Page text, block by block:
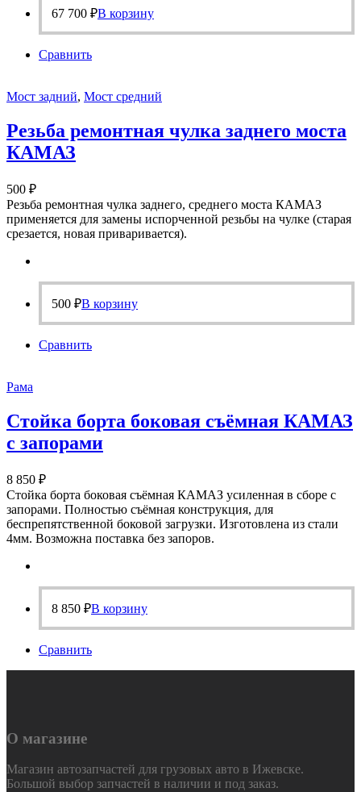
67 700 ₽В корзину
Сравнить
Мост задний, Мост средний
Резьба ремонтная чулка заднего моста
КАМАЗ
500 ₽
Резьба ремонтная чулка заднего, среднего моста КАМАЗ
применяется для замены испорченной резьбы на чулке (старая
срезается, новая приваривается).
500 ₽В корзину
Сравнить
Рама
Стойка борта боковая съёмная КАМАЗ
с запорами
8 850 ₽
Стойка борта боковая съёмная КАМАЗ усиленная в сборе с
запорами. Полностью съёмная конструкция, для
беспрепятственной боковой загрузки. Изготовлена из стали
4мм. Возможна поставка без запоров.
8 850 ₽В корзину
Сравнить
О магазине
Магазин автозапчастей для грузовых авто в Ижевске.
Большой выбор запчастей в наличии и под заказ.